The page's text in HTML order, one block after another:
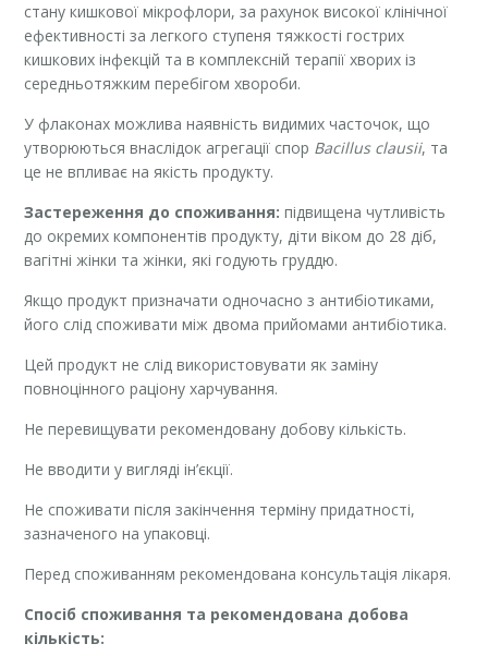
стану кишкової мікрофлори, за рахунок високої клінічної
ефективності за легкого ступеня тяжкості гострих
кишкових інфекцій та в комплексній терапії хворих із
середньотяжким перебігом хвороби.
У флаконах можлива наявність видимих часточок, що
утворюються внаслідок агрегації спор Bacillus clausii, та
це не впливає на якість продукту.
Застереження до споживання: підвищена чутливість
до окремих компонентів продукту, діти віком до 28 діб,
вагітні жінки та жінки, які годують груддю.
Якщо продукт призначати одночасно з антибіотиками,
його слід споживати між двома прийомами антибіотика.
Цей продукт не слід використовувати як заміну
повноцінного раціону харчування.
Не перевищувати рекомендовану добову кількість.
Не вводити у вигляді ін’єкції.
Не споживати після закінчення терміну придатності,
зазначеного на упаковці.
Перед споживанням рекомендована консультація лікаря.
Спосіб споживання та рекомендована добова
кількість: